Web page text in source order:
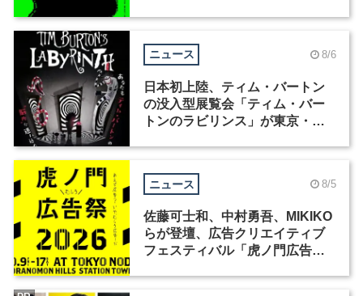
ニュース 8/6
日本初上陸、ティム・バートン
の没入型展覧会「ティム・バー
トンのラビリンス」が東京・豊
ニュース 8/5
佐藤可士和、中村勇吾、MIKIKO
らが登壇、広告クリエイティブ
フェスティバル「虎ノ門広告